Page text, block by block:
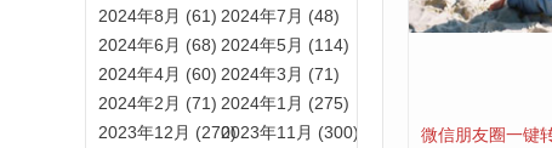
2024年8月 (61) 2024年7月 (48)
2024年6月 (68) 2024年5月 (114)
2024年4月 (60) 2024年3月 (71)
2024年2月 (71) 2024年1月 (275)
2023年12月 (270)2023年11月 (300)
微信朋友圈一键